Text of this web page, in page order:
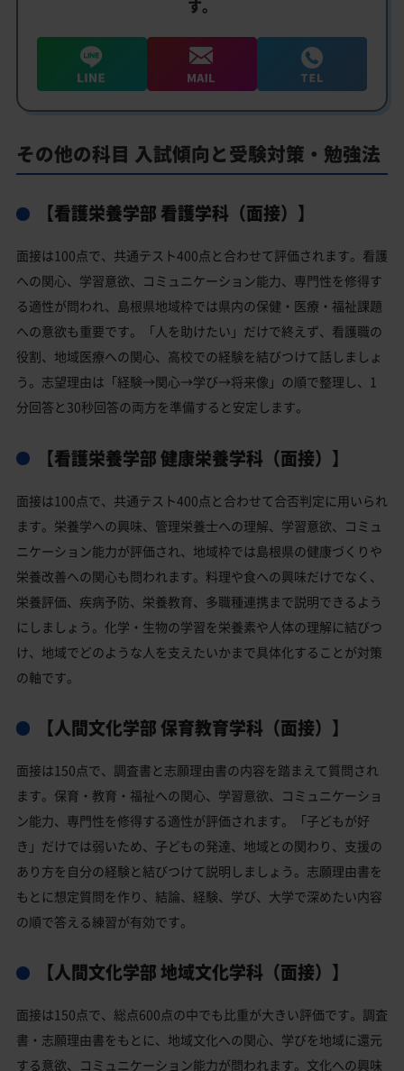
す。
その他の科目 入試傾向と受験対策・勉強法
【看護栄養学部 看護学科（面接）】
面接は100点で、共通テスト400点と合わせて評価されます。看護
への関心、学習意欲、コミュニケーション能力、専門性を修得す
る適性が問われ、島根県地域枠では県内の保健・医療・福祉課題
への意欲も重要です。「人を助けたい」だけで終えず、看護職の
役割、地域医療への関心、高校での経験を結びつけて話しましょ
う。志望理由は「経験→関心→学び→将来像」の順で整理し、1
分回答と30秒回答の両方を準備すると安定します。
【看護栄養学部 健康栄養学科（面接）】
面接は100点で、共通テスト400点と合わせて合否判定に用いられ
ます。栄養学への興味、管理栄養士への理解、学習意欲、コミュ
ニケーション能力が評価され、地域枠では島根県の健康づくりや
栄養改善への関心も問われます。料理や食への興味だけでなく、
栄養評価、疾病予防、栄養教育、多職種連携まで説明できるよう
にしましょう。化学・生物の学習を栄養素や人体の理解に結びつ
け、地域でどのような人を支えたいかまで具体化することが対策
の軸です。
【人間文化学部 保育教育学科（面接）】
面接は150点で、調査書と志願理由書の内容を踏まえて質問され
ます。保育・教育・福祉への関心、学習意欲、コミュニケーショ
ン能力、専門性を修得する適性が評価されます。「子どもが好
き」だけでは弱いため、子どもの発達、地域との関わり、支援の
あり方を自分の経験と結びつけて説明しましょう。志願理由書を
もとに想定質問を作り、結論、経験、学び、大学で深めたい内容
の順で答える練習が有効です。
【人間文化学部 地域文化学科（面接）】
面接は150点で、総点600点の中でも比重が大きい評価です。調査
書・志願理由書をもとに、地域文化への関心、学びを地域に還元
する意欲、コミュニケーション能力が問われます。文化への興味